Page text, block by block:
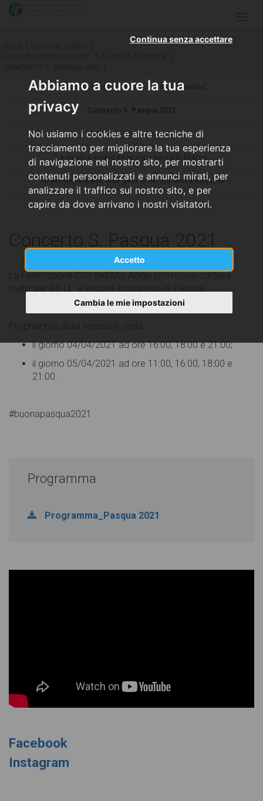
Abbiamo a cuore la tua
privacy
Noi usiamo i cookies e altre tecniche di
tracciamento per migliorare la tua esperienza
di navigazione nel nostro sito, per mostrarti
contenuti personalizzati e annunci mirati, per
analizzare il traffico sul nostro sito, e per
capire da dove arrivano i nostri visitatori.
Accetto
Continua senza accettare
Cambia le mie impostazioni
Festival Liturgico 2021 "La Messa Cantata"
Concerto S. Pasqua 2021
Secondo appuntamento
La musica esalta Venezia e narra S. Marco
Stravinsky e Bach: due geni si incontrano a Venezia
La Federazione Cori dell’Alto Adige promuove cortese
il giorno 04/04/2021 ad ore 16:00, 18:00 e 21:00;
il giorno 05/04/2021 ad ore 11:00, 16:00, 18:00 e
21:00.
#buonapasqua2021
Programma
Programma_Pasqua 2021
Facebook
Instagram